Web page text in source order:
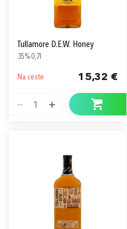
Tullamore D.E.W. Honey
35% 0,7l
Na ceste 15,32 €
1